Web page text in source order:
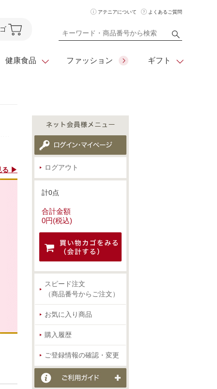
アテニアについて よくあるご質問
クレンジング
化粧水
日やけ止め
全商品一覧
アイメイク
フェイスカラー
お悩みから探す
健康食品
ダイエットシリーズ
ベーシックシリーズ
ファッション ギフト
住所を知らなくても
贈れるeギフト
る ▶ ログアウト
計0点
合計金額
0円(税込)
スピード注文
（商品番号からご注文）
お気に入り商品
購入履歴
ご登録情報の確認・変更